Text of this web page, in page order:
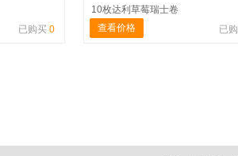
已购买 0
10枚达利草莓瑞士卷
查看价格
已